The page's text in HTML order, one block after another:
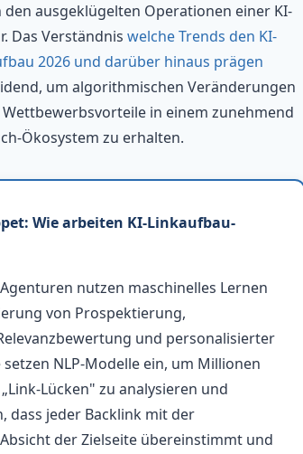
ausgeklügelten Operationen einer KI-
Das Verständnis welche Trends den KI-
2026 und darüber hinaus prägen
um algorithmischen Veränderungen
in einem zunehmend
Ökosystem zu erhalten.
Wie arbeiten KI-Linkaufbau-
nutzen maschinelles Lernen
von Prospektierung,
und personalisierter
setzen NLP-Modelle ein, um Millionen
Lücken" zu analysieren und
dass jeder Backlink mit der
der Zielseite übereinstimmt und